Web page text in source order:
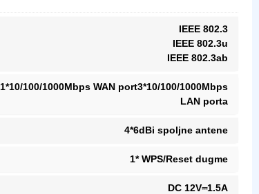
IEEE 802.3
IEEE 802.3u
IEEE 802.3ab
1*10/100/1000Mbps WAN port3*10/100/1000Mbps
LAN porta
4*6dBi spoljne antene
1* WPS/Reset dugme
DC 12V⎓1.5A